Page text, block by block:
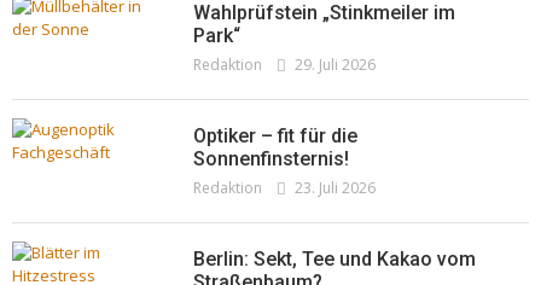
Wahlprüfstein „Stinkmeiler im
Park“
Redaktion 29. Juli 2026
Optiker – fit für die
Sonnenfinsternis!
Redaktion 23. Juli 2026
Berlin: Sekt, Tee und Kakao vom